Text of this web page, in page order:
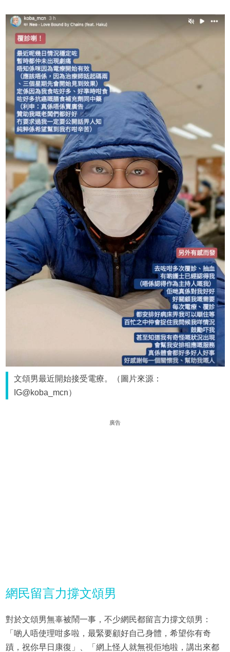
文頌男最近開始接受電療。（圖片來源：
IG@koba_mcn）
廣告
網民留言力撐文頌男
對於文頌男無辜被鬧一事，不少網民都留言力撐文頌男：
「啲人唔使理咁多啦，最緊要顧好自己身體，希望你有奇
蹟，祝你早日康復」、「網上怪人就無視佢地啦，講出來都